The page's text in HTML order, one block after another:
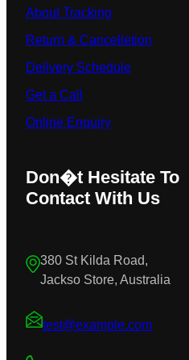
About Tracking
Return & Cancelletion
Delivery Schedule
Get a Call
Online Enquiry
Don�t Hesitate To
Contact With Us
380 St Kilda Road,
Jackso Store, Australia
test@example.com